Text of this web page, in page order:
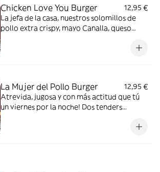
Chicken Love You Burger
12,95 €
La jefa de la casa, nuestros solomillos de
pollo extra crispy, mayo Canalla, queso
La Mujer del Pollo Burger
12,95 €
Atrevida, jugosa y con más actitud que tú
un viernes por la noche! Dos tenders
doble queso emmental y una salsa especial